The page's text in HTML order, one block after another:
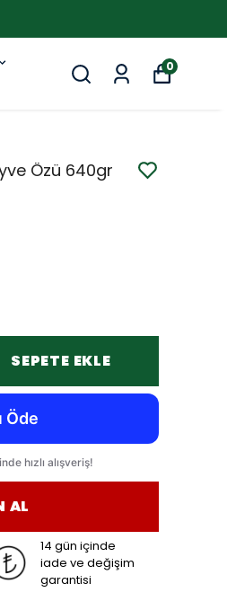
0
Özü 640gr
SEPETE EKLE
AL
14 gün içinde
iade ve değişim
garantisi